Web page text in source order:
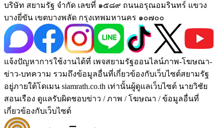
บริษัท สยามรัฐ จำกัด เลขที่ ๑๕๘๙ ถนนอรุณอมรินทร์ แขวง
บางยี่ขัน เขตบางพลัด กรุงเทพมหานคร ๑๐๗๐๐
แจ้งปัญหาการใช้งานได้ที่ เพจสยามรัฐออนไลน์ภาพ-โฆษณา-
ข่าว-บทความ รวมถึงข้อมูลอื่นที่เกี่ยวข้องกับเว็บไซต์สยามรัฐ
อยู่ภายใต้โดเมน siamrath.co.th เท่านั้นผู้ดูแลเว็บไซต์ นายวิชัย
สอนเรือง ดูแลรับผิดชอบข่าว / ภาพ / โฆษณา / ข้อมูลอื่นที่
เกี่ยวข้องกับเว็บไซต์